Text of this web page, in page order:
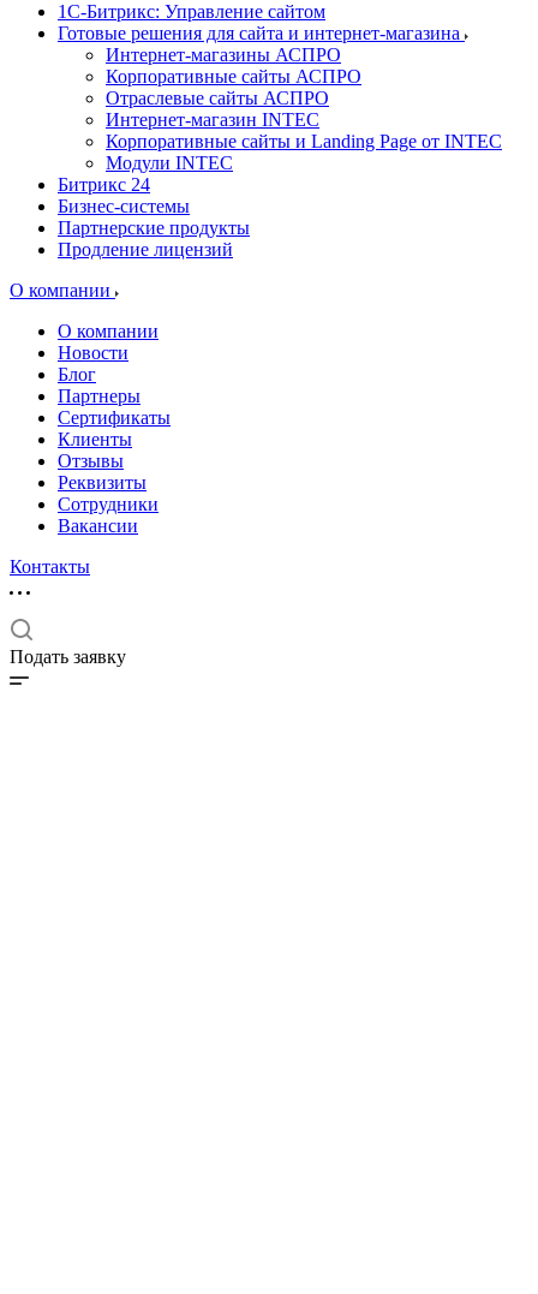
1С-Битрикс: Управление сайтом
Готовые решения для сайта и интернет-магазина
Интернет-магазины АСПРО
Корпоративные сайты АСПРО
Отраслевые сайты АСПРО
Интернет-магазин INTEC
Корпоративные сайты и Landing Page от INTEC
Модули INTEC
Битрикс 24
Бизнес-системы
Партнерские продукты
Продление лицензий
О компании
О компании
Новости
Блог
Партнеры
Сертификаты
Клиенты
Отзывы
Реквизиты
Сотрудники
Вакансии
Контакты
Подать заявку